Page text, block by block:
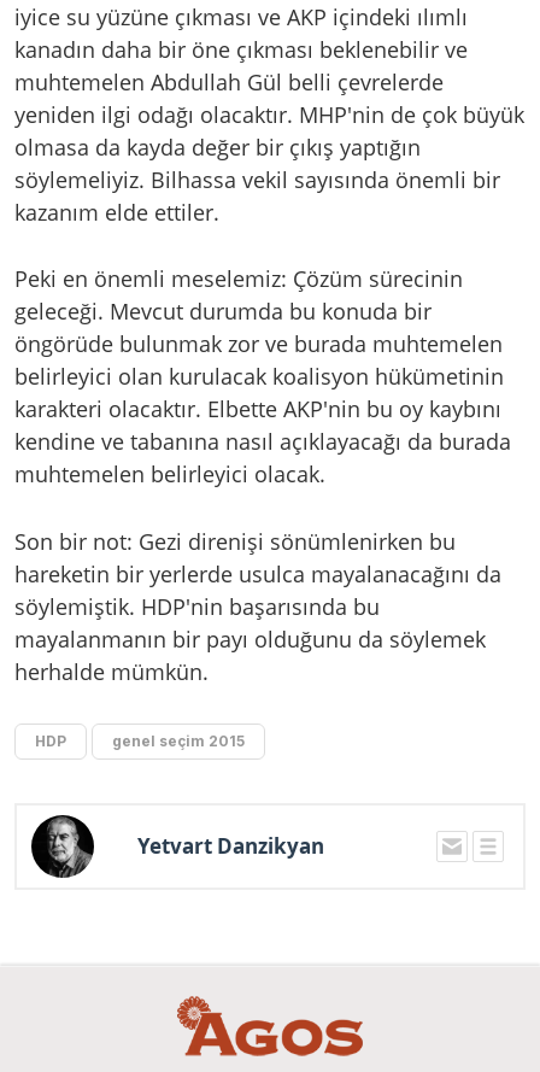
iyice su yüzüne çıkması ve AKP içindeki ılımlı
kanadın daha bir öne çıkması beklenebilir ve
muhtemelen Abdullah Gül belli çevrelerde
yeniden ilgi odağı olacaktır. MHP'nin de çok büyük
olmasa da kayda değer bir çıkış yaptığın
söylemeliyiz. Bilhassa vekil sayısında önemli bir
kazanım elde ettiler.
Peki en önemli meselemiz: Çözüm sürecinin
geleceği. Mevcut durumda bu konuda bir
öngörüde bulunmak zor ve burada muhtemelen
belirleyici olan kurulacak koalisyon hükümetinin
karakteri olacaktır. Elbette AKP'nin bu oy kaybını
kendine ve tabanına nasıl açıklayacağı da burada
muhtemelen belirleyici olacak.
Son bir not: Gezi direnişi sönümlenirken bu
hareketin bir yerlerde usulca mayalanacağını da
söylemiştik. HDP'nin başarısında bu
mayalanmanın bir payı olduğunu da söylemek
herhalde mümkün.
HDP genel seçim 2015
Yetvart Danzikyan